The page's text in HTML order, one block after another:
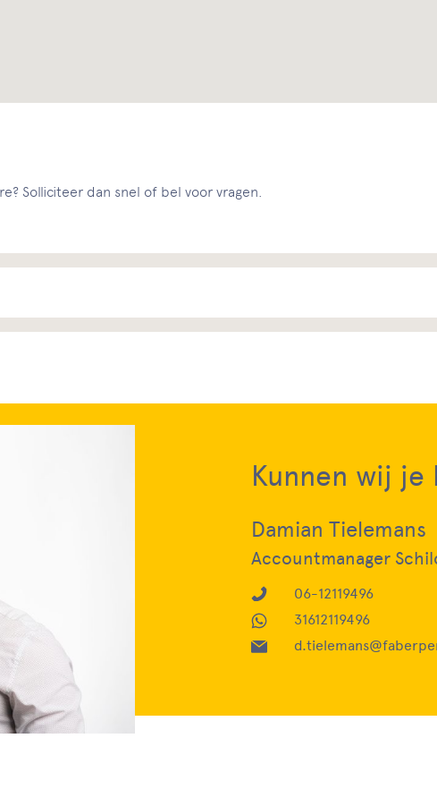
Solliciteer dan snel of bel voor vragen.
Kunnen wij je
Damian Tielemans
Accountmanager
06-12119496
31612119496